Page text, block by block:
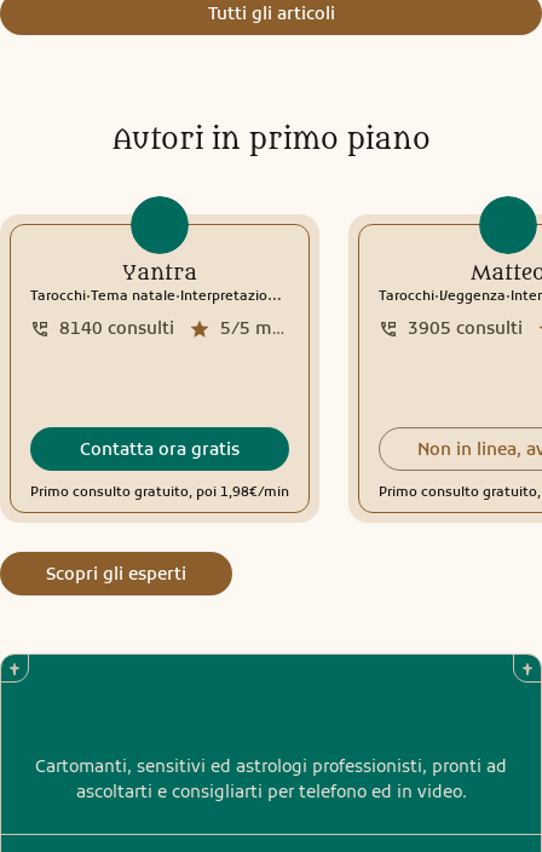
Tutti gli articoli
Autori in primo piano
Yantra
Tarocchi.Tema natale.Interpretazione sogni
5/5 media recensioni
8140 consulti
Contatta ora gratis
Primo consulto gratuito, poi 1,98€/min
Tarocchi.Veggenza.
3905 consulti
Non in linea,
Primo consulto
Scopri gli esperti
Cartomanti, sensitivi ed astrologi professionisti, pronti ad
ascoltarti e consigliarti per telefono ed in video.